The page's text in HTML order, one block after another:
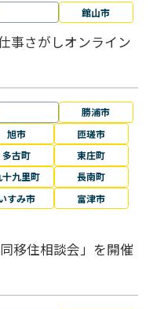
館山市
事さがしオンライン
勝浦市
旭市
匝瑳市
多古町
東庄町
十九里町
長南町
すみ市
富津市
移住相談会」を開催